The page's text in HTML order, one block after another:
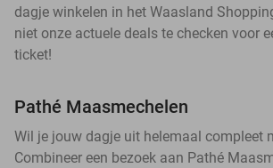
dagje winkelen in het Waasland
niet onze actuele deals te checken voor
ticket!
Pathé Maasmechelen
Wil je jouw dagje uit helemaal compleet
Combineer een bezoek aan Pathé